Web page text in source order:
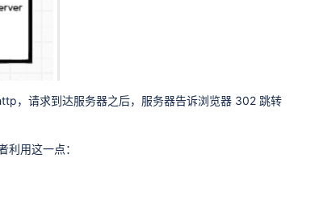
，请求到达服务器之后，服务器告诉浏览器 302 跳转
用这一点：